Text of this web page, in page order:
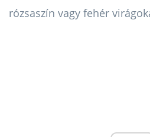
rózsaszín vagy fehér